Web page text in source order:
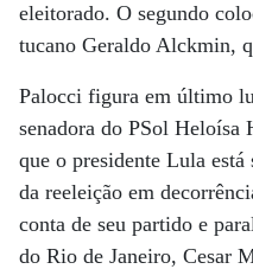
eleitorado. O segundo
tucano Geraldo Alckmin,
Palocci figura em último
senadora do PSol Heloísa
que o presidente Lula está
da reeleição em
conta de seu partido e
do Rio de Janeiro, Cesar